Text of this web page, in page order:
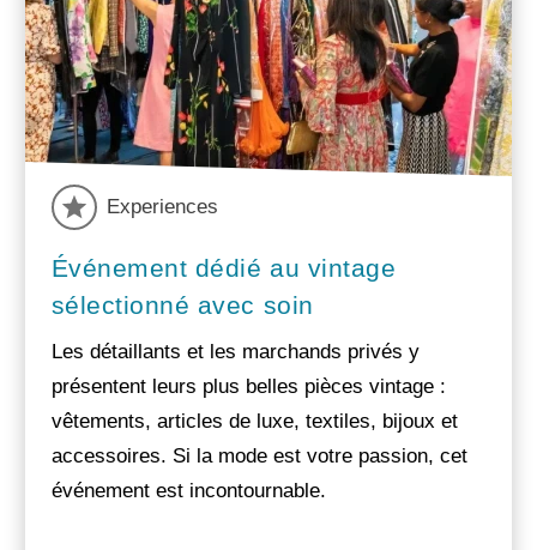
Experiences
Événement dédié au vintage
sélectionné avec soin
Les détaillants et les marchands privés y
présentent leurs plus belles pièces vintage :
vêtements, articles de luxe, textiles, bijoux et
accessoires. Si la mode est votre passion, cet
événement est incontournable.